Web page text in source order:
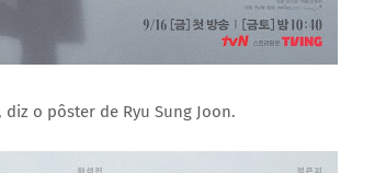
o pôster de Ryu Sung Joon.